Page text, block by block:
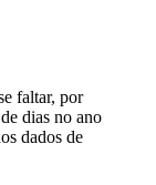
faltar, por
dias no ano
dados de